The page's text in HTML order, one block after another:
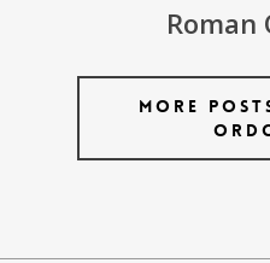
Roman
More